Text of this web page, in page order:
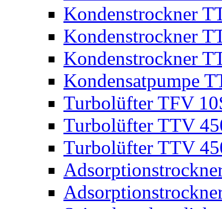
Kondenstrockner
Kondenstrockner
Kondenstrockner
Kondensatpumpe
Turbolüfter TFV
Turbolüfter TTV
Turbolüfter TTV